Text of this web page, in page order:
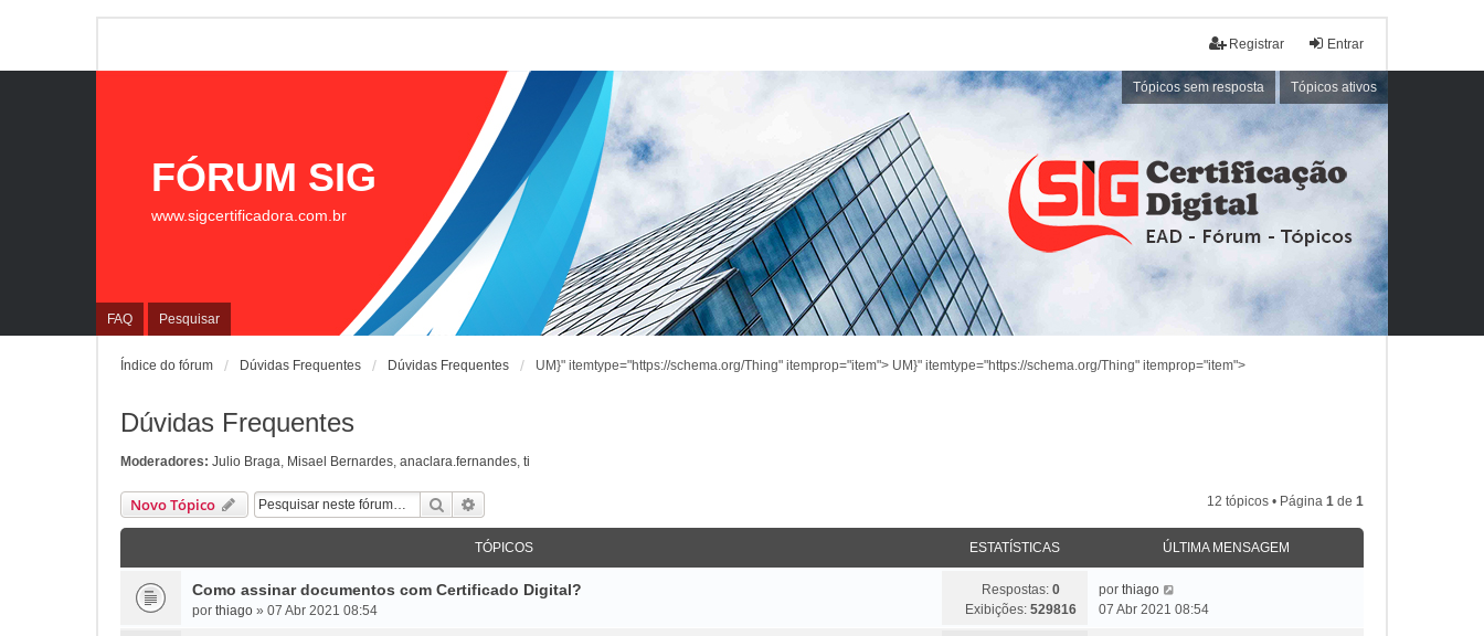
Entrar
Registrar
Tópicos sem resposta Tópicos ativos
FAQ Pesquisar
FÓRUM SIG
www.sigcertificadora.com.br
Índice do fórum Dúvidas Frequentes UM}" itemtype="https://schema.org/Thing" itemprop="item">
Dúvidas Frequentes UM}" itemtype="https://schema.org/Thing" itemprop="item">
Dúvidas Frequentes
Moderadores: Julio Braga, Misael Bernardes, anaclara.fernandes, ti
Novo Tópico Pesquisar 12 tópicos • Página 1 de 1
TÓPICOS ESTATÍSTICAS ÚLTIMA MENSAGEM
Como assinar documentos com Certificado Digital?
por thiago » 07 Abr 2021 08:54
Respostas: 0
Exibições: 529816
por thiago
07 Abr 2021 08:54